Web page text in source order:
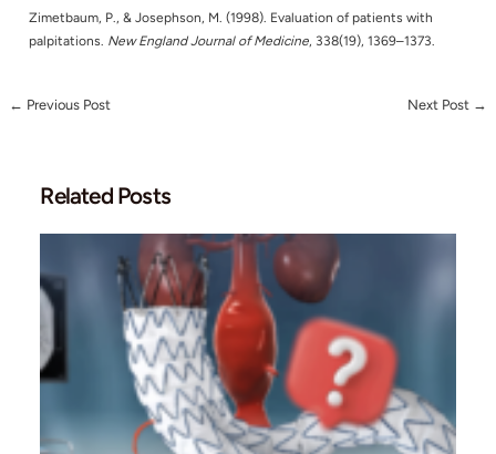
disebabkan oleh aritmia atau faktor lain.
Memungkinkan diagnosis lebih cepat
Meningkatkan kesadaran masyarakat terhadap kesehatan
Namun, terdapat keterbatasan karena palpitasi bersifat
tidak selalu berkaitan dengan penyakit jantung. Oleh karena
konfirmasi diagnosis tetap memerlukan pemeriksaan
Kesimpulan